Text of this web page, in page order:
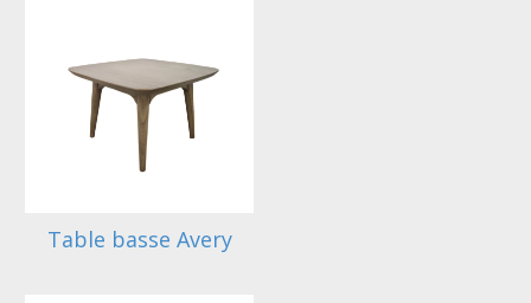
Table basse Avery